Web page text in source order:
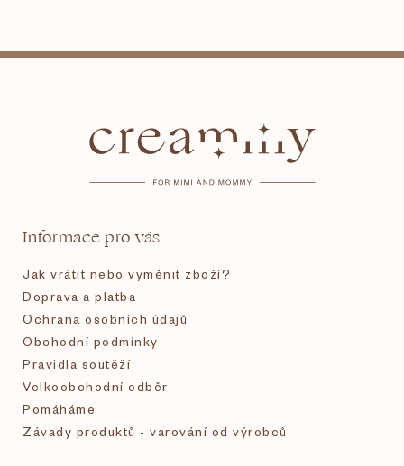
Informace pro vás
Jak vrátit nebo vyměnit zboží?
Doprava a platba
Ochrana osobních údajů
Obchodní podmínky
Pravidla soutěží
Velkoobchodní odběr
Pomáháme
Závady produktů - varování od výrobců